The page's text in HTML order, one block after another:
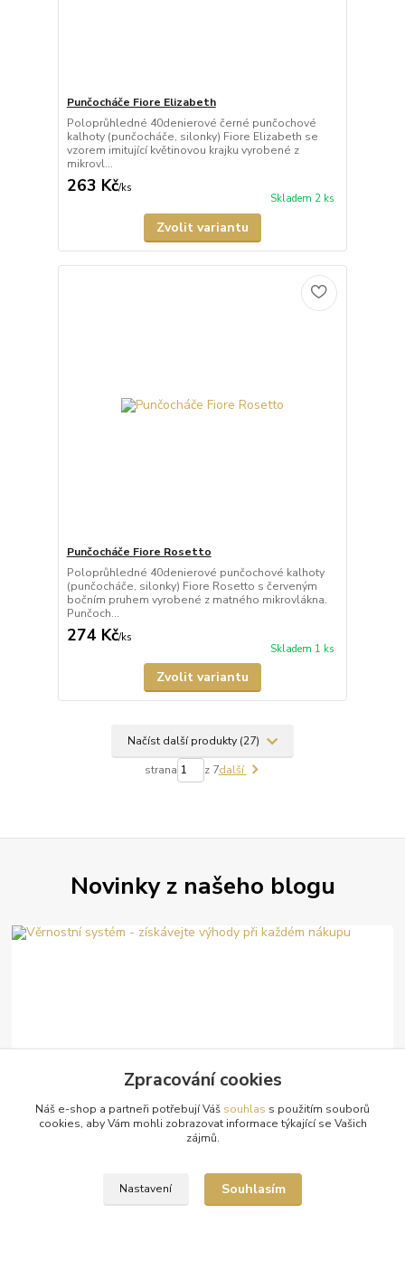
Punčocháče Fiore Elizabeth
Poloprůhledné 40denierové černé punčochové
kalhoty (punčocháče, silonky) Fiore Elizabeth se
vzorem imitující květinovou krajku vyrobené z
mikrovl...
263 Kč/ks
Skladem 2 ks
Zvolit variantu
Punčocháče Fiore Rosetto
Poloprůhledné 40denierové punčochové kalhoty
(punčocháče, silonky) Fiore Rosetto s červeným
bočním pruhem vyrobené z matného mikrovlákna.
Punčoch...
274 Kč/ks
Skladem 1 ks
Zvolit variantu
Načíst další produkty (27)
strana z 7další
Novinky z našeho blogu
Věrnostní systém - získávejte výhody při každém nákupu
Naším cílem je vytvořit vám příjemný nákupní zážitek a odměnit vás
Zpracování cookies
Náš e-shop a partneři potřebují Váš souhlas s použitím souborů
cookies, aby Vám mohli zobrazovat informace týkající se Vašich
zájmů.
Nastavení Souhlasím